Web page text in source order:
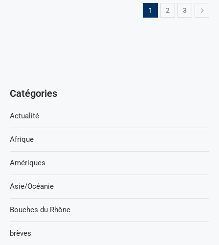
1 2 3
Catégories
Actualité
Afrique
Amériques
Asie/Océanie
Bouches du Rhône
brèves